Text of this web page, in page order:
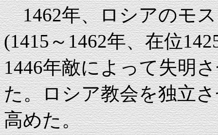
1462年、ロシアのモス
(1415～1462年、在位
1446年敵によって失明
た。ロシア教会を独立
高めた。